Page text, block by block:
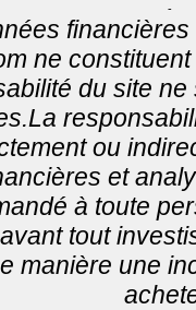
-
ne
du site
ou
et
à toute
tout
manière une